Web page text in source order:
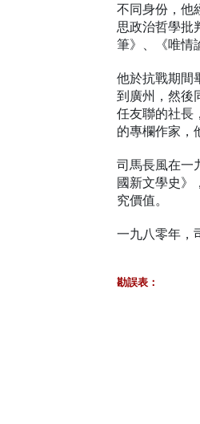
不同身份，他
思政治哲學批
筆》、《唯情
他於抗戰期間
到廣州，然後
任友聯的社長
的專欄作家，
司馬長風在一
國新文學史》
究價值。
一九八零年，
勘誤表：